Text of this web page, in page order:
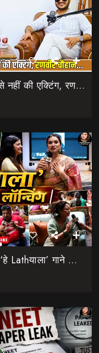
अपनी शर्तों के चलते दो साल से नहीं की एक्टिंग, रणवीर चौहान || Uttarakhand Cinema Untold Secrets
बुग्याल प्रोडक्शन की ओर से ‘हे Lathयाला’ गाने की शानदार लॉन्चिंग || Hey Lathyala || Garhwali Song